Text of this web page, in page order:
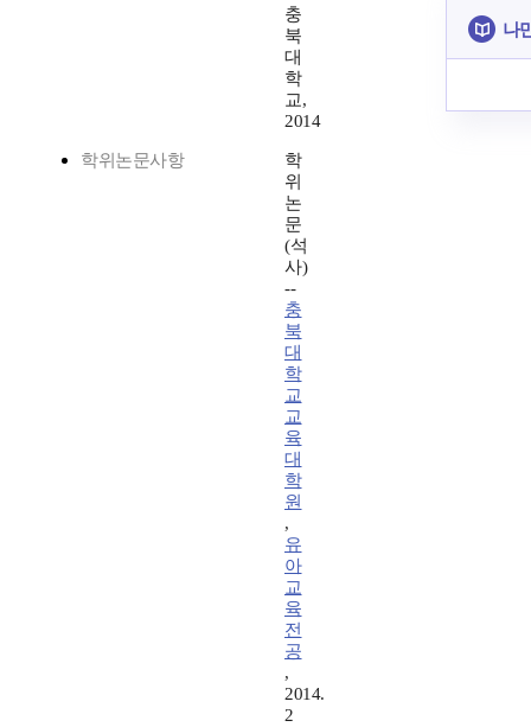
충
북
대
학
교,
2014
학위논문사항
학
위
논
문
(석
사)
--
충
북
대
학
교
교
육
대
학
원
,
유
아
교
육
전
공
,
2014.
2
나